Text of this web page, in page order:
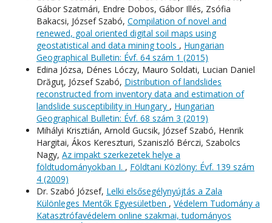
Gábor Szatmári, Endre Dobos, Gábor Illés, Zsófia
Bakacsi, József Szabó, Compilation of novel and
renewed, goal oriented digital soil maps using
geostatistical and data mining tools , Hungarian
Geographical Bulletin: Évf. 64 szám 1 (2015)
Edina Józsa, Dénes Lóczy, Mauro Soldati, Lucian Daniel
Drăguţ, József Szabó, Distribution of landslides
reconstructed from inventory data and estimation of
landslide susceptibility in Hungary , Hungarian
Geographical Bulletin: Évf. 68 szám 3 (2019)
Mihályi Krisztián, Arnold Gucsik, József Szabó, Henrik
Hargitai, Ákos Kereszturi, Szaniszló Bérczi, Szabolcs
Nagy, Az impakt szerkezetek helye a
földtudományokban I. , Földtani Közlöny: Évf. 139 szám
4 (2009)
Dr. Szabó József, Lelki elsősegélynyújtás a Zala
Különleges Mentők Egyesületben , Védelem Tudomány a
Katasztrófavédelem online szakmai, tudományos